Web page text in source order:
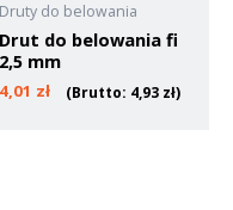
Druty do belowania
Drut do belowania fi
2,5 mm
4,01 zł (Brutto: 4,93 zł)